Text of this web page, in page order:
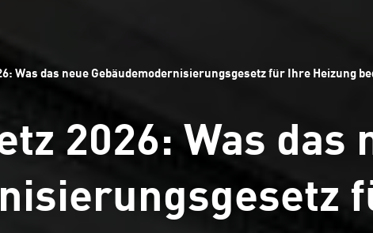
Was das neue Gebäudemodernisierungsgesetz für Ihre Heizung
2026: Was das